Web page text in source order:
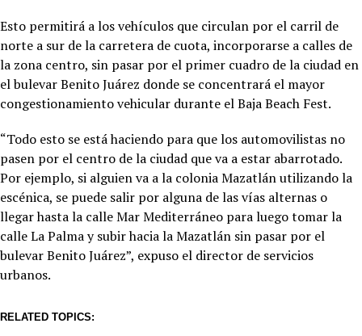
Esto permitirá a los vehículos que circulan por el carril de
norte a sur de la carretera de cuota, incorporarse a calles de
la zona centro, sin pasar por el primer cuadro de la ciudad en
el bulevar Benito Juárez donde se concentrará el mayor
congestionamiento vehicular durante el Baja Beach Fest.
“Todo esto se está haciendo para que los automovilistas no
pasen por el centro de la ciudad que va a estar abarrotado.
Por ejemplo, si alguien va a la colonia Mazatlán utilizando la
escénica, se puede salir por alguna de las vías alternas o
llegar hasta la calle Mar Mediterráneo para luego tomar la
calle La Palma y subir hacia la Mazatlán sin pasar por el
bulevar Benito Juárez”, expuso el director de servicios
urbanos.
RELATED TOPICS: